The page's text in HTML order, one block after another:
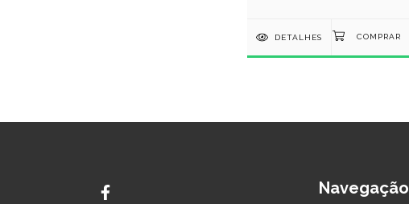
DETALHES
Navegação